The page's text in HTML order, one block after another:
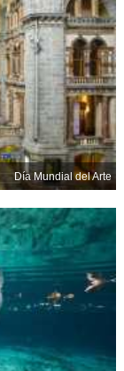
Día Mundial del Arte